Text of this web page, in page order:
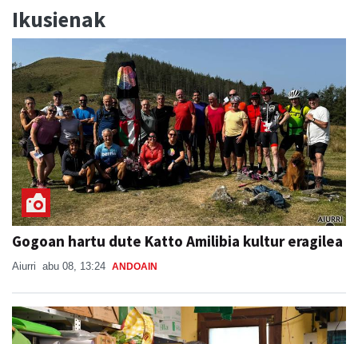
Ikusienak
Gogoan hartu dute Katto Amilibia kultur eragilea
Aiurri abu 08, 13:24 ANDOAIN